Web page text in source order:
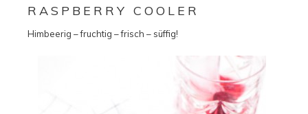
RASPBERRY COOLER
Himbeerig – fruchtig – frisch – süffig!